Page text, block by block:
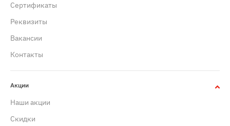
Сертификаты
Реквизиты
Вакансии
Контакты
Акции
Наши акции
Скидки